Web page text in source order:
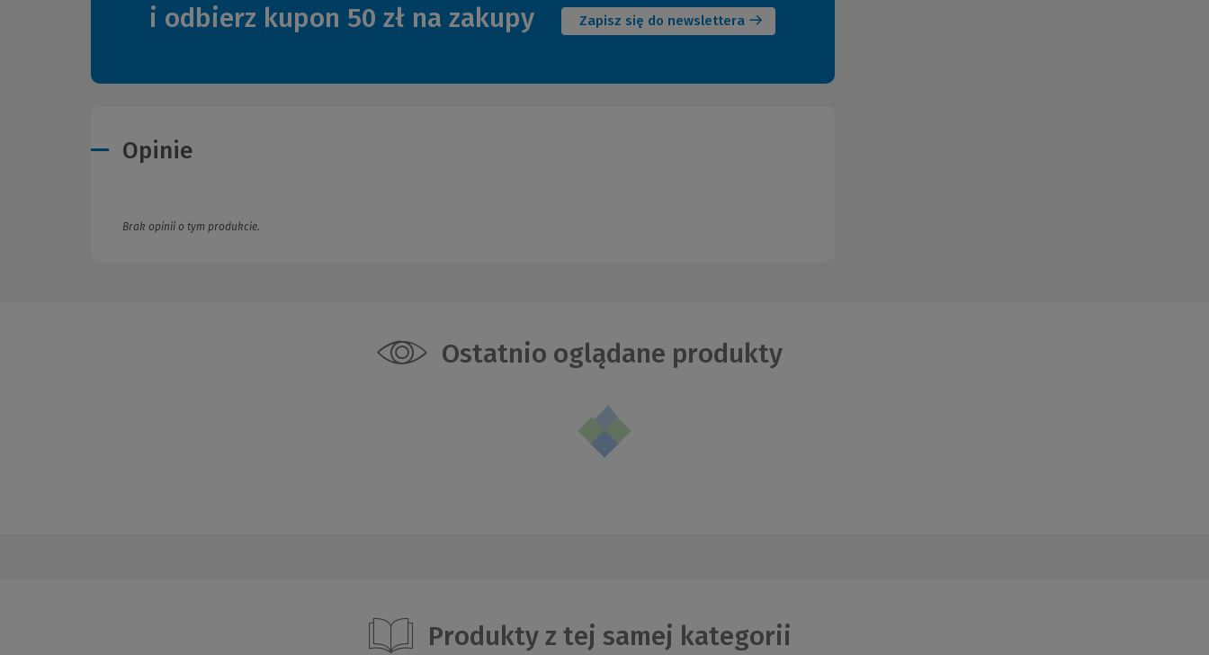
i odbierz kupon 50 zł na zakupy Zapisz się do newslettera
okno)
Opinie
Brak opinii o tym produkcie.
Ostatnio oglądane produkty
Produkty z tej samej kategorii